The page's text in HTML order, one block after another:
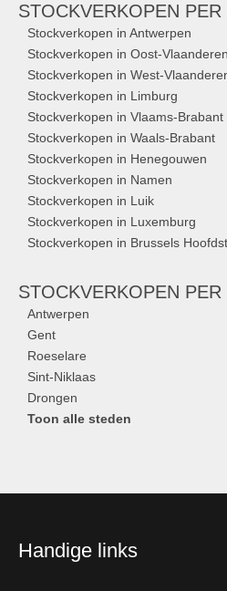
STOCKVERKOPEN PER
Stockverkopen in Antwerpen
Stockverkopen in Oost-Vlaanderen
Stockverkopen in West-
Stockverkopen in Limburg
Stockverkopen in Vlaams-Brabant
Stockverkopen in Waals-Brabant
Stockverkopen in Henegouwen
Stockverkopen in Namen
Stockverkopen in Luik
Stockverkopen in Luxemburg
Stockverkopen in Brussels
STOCKVERKOPEN PER
Antwerpen
Gent
Roeselare
Sint-Niklaas
Drongen
Toon alle steden
Handige links